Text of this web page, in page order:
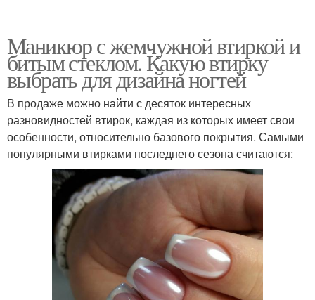
Маникюр с жемчужной втиркой и
битым стеклом. Какую втирку
выбрать для дизайна ногтей
В продаже можно найти с десяток интересных
разновидностей втирок, каждая из которых имеет свои
особенности, относительно базового покрытия. Самыми
популярными втирками последнего сезона считаются: